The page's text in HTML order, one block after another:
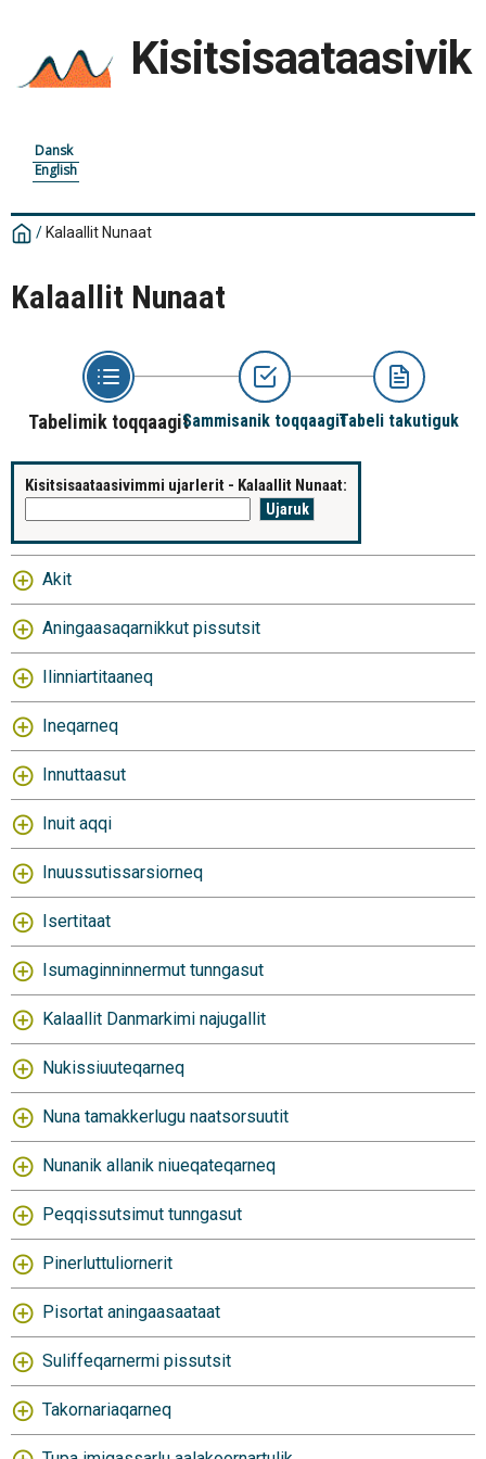
Kisitsisaataasivik
Dansk
English
/ Kalaallit Nunaat
Kalaallit Nunaat
Tabelimik toqqaagitSammisanik toqqaagitTabeli takutiguk
Kisitsisaataasivimmi ujarlerit - Kalaallit Nunaat:
Akit
Aningaasaqarnikkut pissutsit
Ilinniartitaaneq
Ineqarneq
Innuttaasut
Inuit aqqi
Inuussutissarsiorneq
Isertitaat
Isumaginninnermut tunngasut
Kalaallit Danmarkimi najugallit
Nukissiuuteqarneq
Nuna tamakkerlugu naatsorsuutit
Nunanik allanik niueqateqarneq
Peqqissutsimut tunngasut
Pinerluttuliornerit
Pisortat aningaasaataat
Suliffeqarnermi pissutsit
Takornariaqarneq